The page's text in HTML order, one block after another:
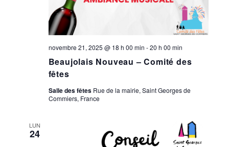
Beaujolais Nouveau – Comité des
fêtes
novembre 21, 2025 @ 18 h 00 min -20 h 00 min
Salle des fêtes Rue de la mairie, Saint Georges de
Commiers, France
LUN
24